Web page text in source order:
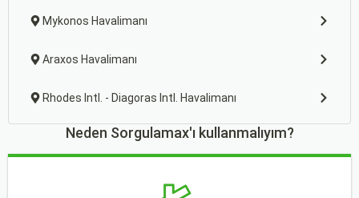
Mykonos Havalimanı
Araxos Havalimanı
Rhodes Intl. - Diagoras Intl. Havalimanı
Neden Sorgulamax'ı kullanmalıyım?